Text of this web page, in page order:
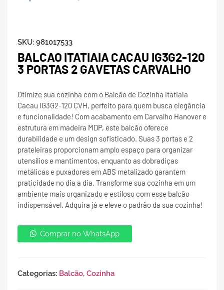
SKU: 981017533
BALCAO ITATIAIA CACAU IG3G2-120
3 PORTAS 2 GAVETAS CARVALHO
Otimize sua cozinha com o Balcão de Cozinha Itatiaia
Cacau IG3G2-120 CVH, perfeito para quem busca elegância
e funcionalidade! Com acabamento em Carvalho Hanover e
estrutura em madeira MDP, este balcão oferece
durabilidade e um design sofisticado. Suas 3 portas e 2
prateleiras proporcionam amplo espaço para organizar
utensílios e mantimentos, enquanto as dobradiças
metálicas e puxadores em ABS metalizado garantem
praticidade no dia a dia. Transforme sua cozinha em um
ambiente mais organizado e estiloso com esse balcão
indispensável. Adquira já e eleve o padrão da sua cozinha!
Comprar no WhatsApp
Categorias: Balcão, Cozinha